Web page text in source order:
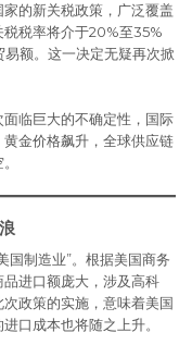
的新关税政策，广泛覆盖
税率将介于20%至35%
易额。这一决定无疑再次掀
临巨大的不确定性，国际
金价格飙升，全球供应链
国制造业”。根据美国商务
进口额庞大，涉及高科
政策的实施，意味着美国
口成本也将随之上升。